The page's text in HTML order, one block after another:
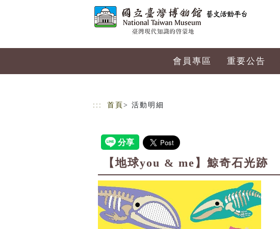
會員專區 重要公告
::: 首頁 > 活動明細
【地球you & me】鯨奇石光跡